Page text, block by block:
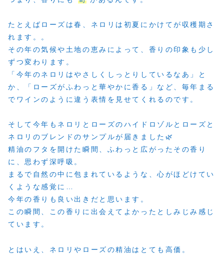
たとえばローズは春、ネロリは初夏にかけてが収穫期さ
れます。。
その年の気候や土地の恵みによって、香りの印象も少し
ずつ変わります。
「今年のネロリはやさしくしっとりしているなあ」と
か、「ローズがふわっと華やかに香る」など、毎年まる
でワインのように違う表情を見せてくれるのです。
そして今年もネロリとローズのハイドロゾルとローズと
ネロリのブレンドのサンプルが届きました🌿
精油のフタを開けた瞬間、ふわっと広がったその香り
に、思わず深呼吸。
まるで自然の中に包まれているような、心がほどけてい
くような感覚に…
今年の香りも良い出きだと思います。
この瞬間、この香りに出会えてよかったとしみじみ感じ
ています。
とはいえ、ネロリやローズの精油はとても高価。